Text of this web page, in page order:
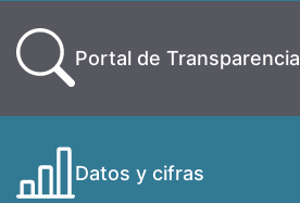
Portal de Transparencia
Datos y cifras